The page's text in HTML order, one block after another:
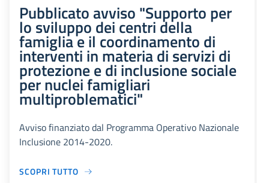
Pubblicato avviso "Supporto per
lo sviluppo dei centri della
famiglia e il coordinamento di
interventi in materia di servizi di
protezione e di inclusione sociale
per nuclei famigliari
multiproblematici"
Avviso finanziato dal Programma Operativo Nazionale
Inclusione 2014-2020.
SCOPRI TUTTO